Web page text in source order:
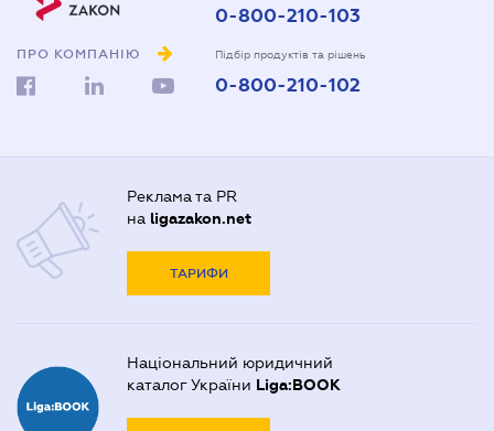
ПРО КОМПАНІЮ
0-800-210-103
Підбір продуктів та рішень
0-800-210-102
Реклама та PR
на ligazakon.net
ТАРИФИ
Національний юридичний
каталог України Liga:BOOK